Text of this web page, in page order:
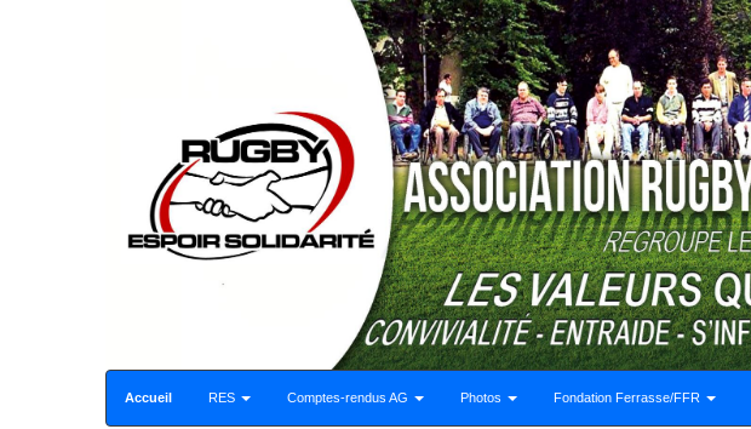
Accueil RES Comptes-rendus AG Photos Fondation Ferrasse/FFR